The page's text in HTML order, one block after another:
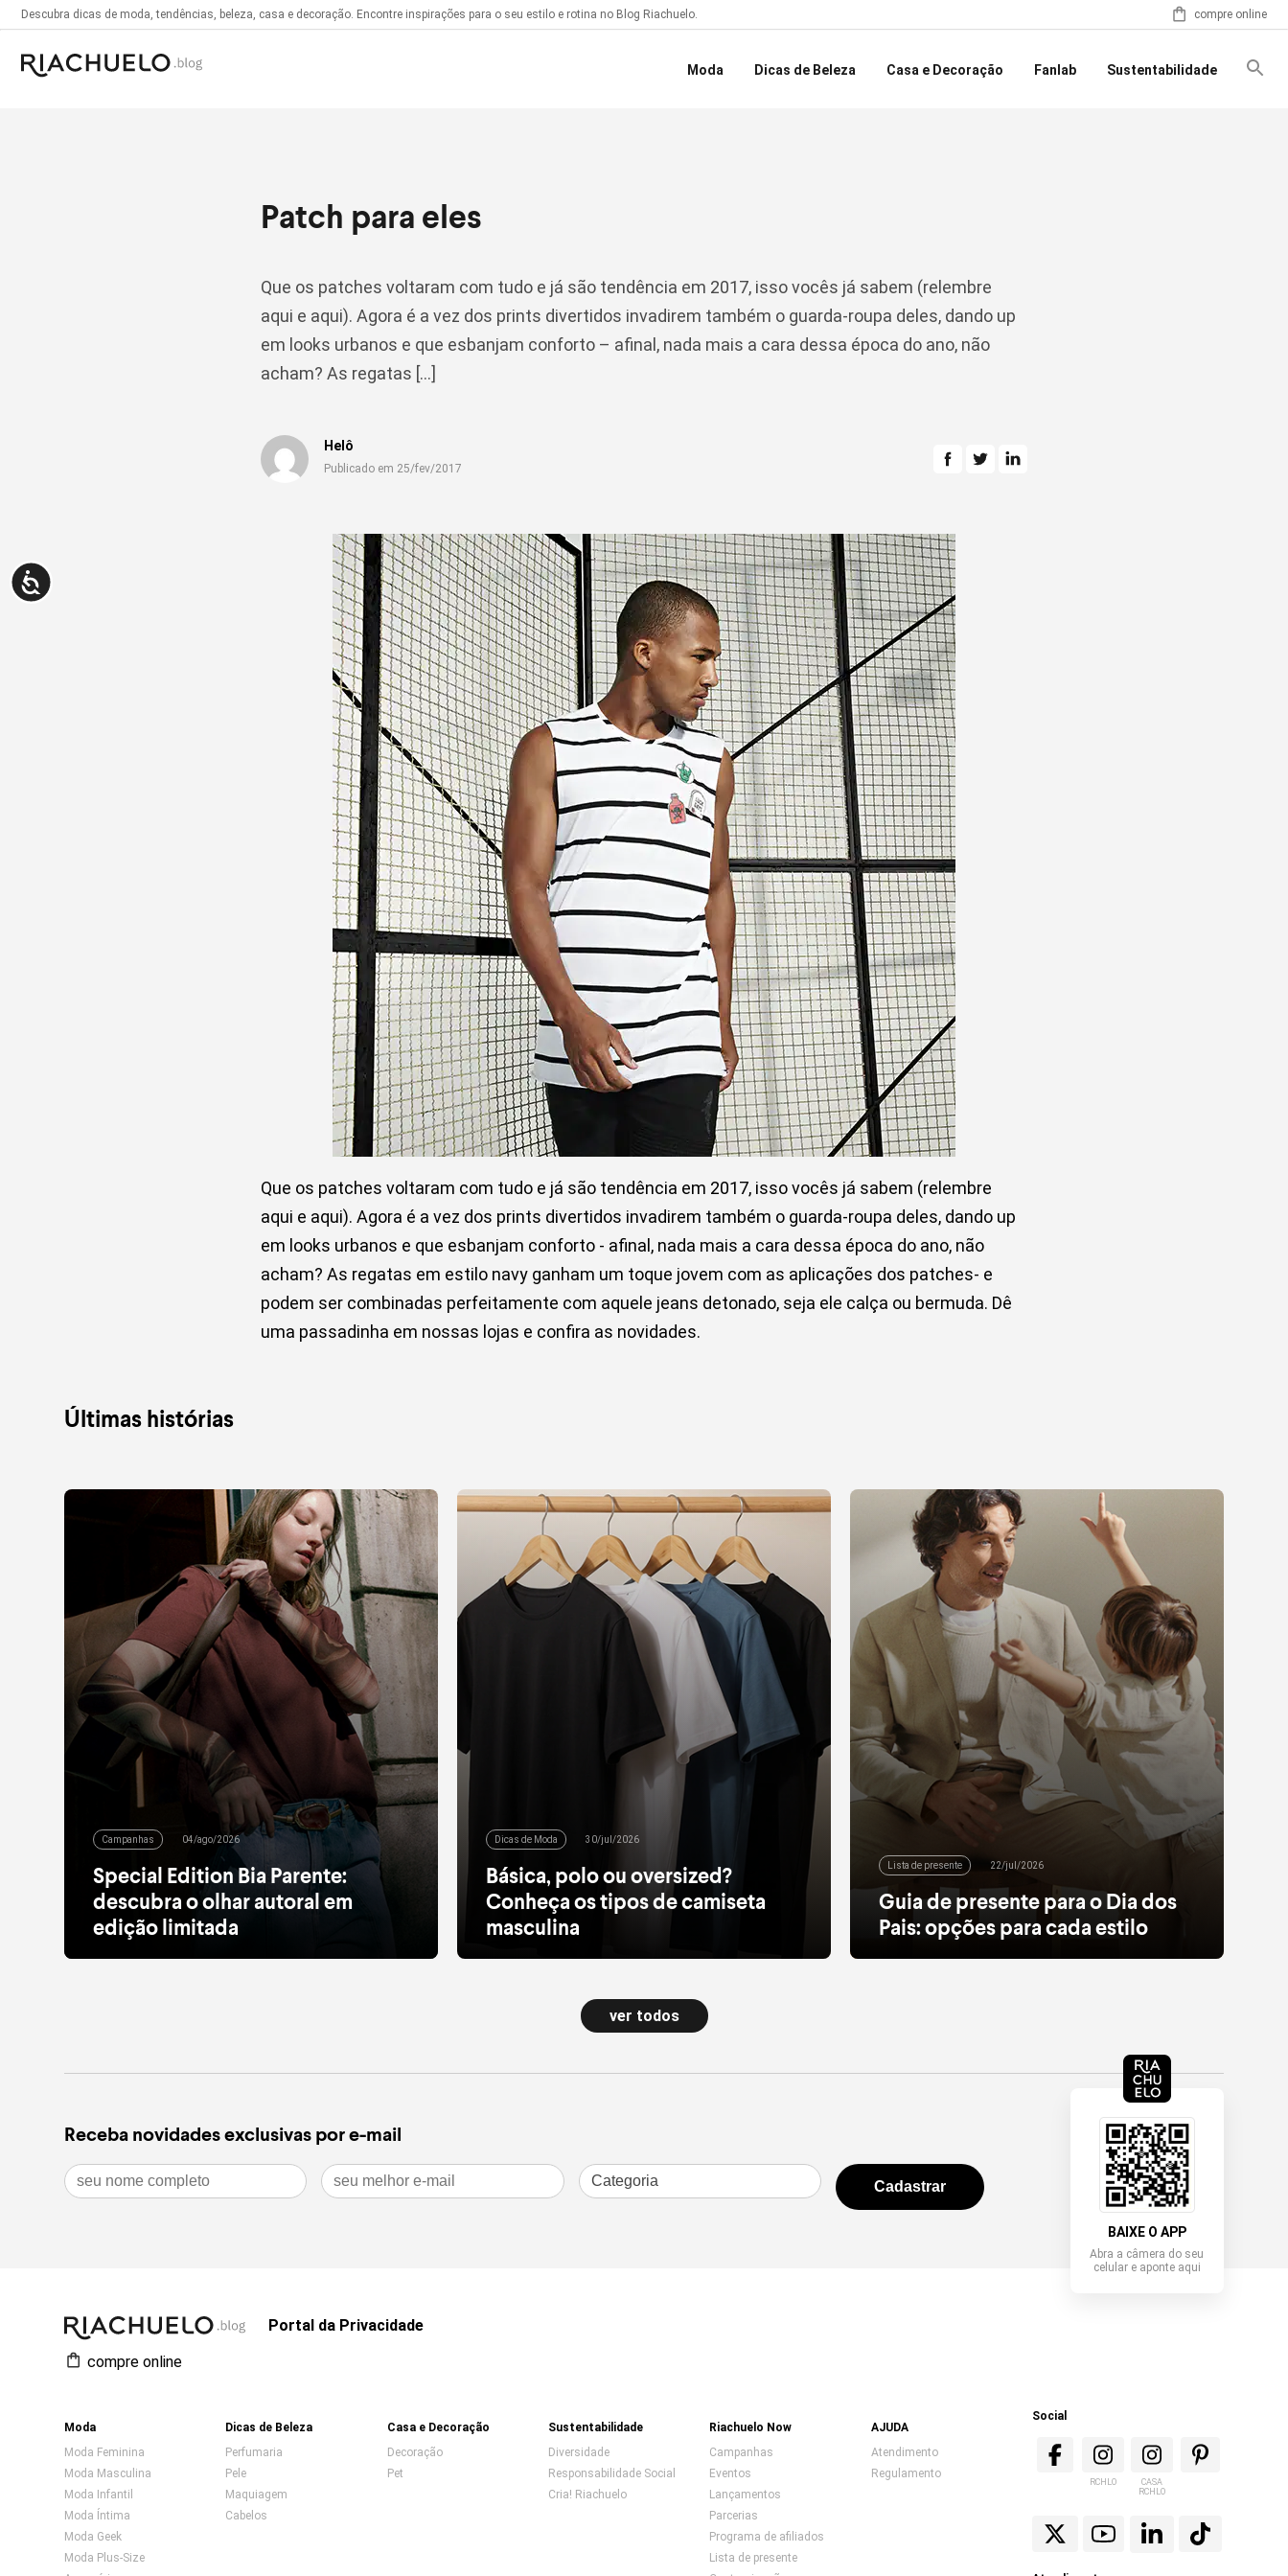
Descubra dicas de moda, tendências, beleza, casa e decoração. Encontre inspirações para o seu estilo e rotina no Blog Riachuelo. compre online
Moda Dicas de Beleza Casa e Decoração Fanlab Sustentabilidade
Patch para eles
Que os patches voltaram com tudo e já são tendência em 2017, isso vocês já sabem (relembre
aqui e aqui). Agora é a vez dos prints divertidos invadirem também o guarda-roupa deles, dando up
em looks urbanos e que esbanjam conforto – afinal, nada mais a cara dessa época do ano, não
acham? As regatas […]
Helô
Publicado em 25/fev/2017
Que os patches voltaram com tudo e já são tendência em 2017, isso vocês já sabem (relembre
aqui e aqui). Agora é a vez dos prints divertidos invadirem também o guarda-roupa deles, dando up
em looks urbanos e que esbanjam conforto - afinal, nada mais a cara dessa época do ano, não
acham? As regatas em estilo navy ganham um toque jovem com as aplicações dos patches- e
podem ser combinadas perfeitamente com aquele jeans detonado, seja ele calça ou bermuda. Dê
uma passadinha em nossas lojas e confira as novidades.
Últimas histórias
Campanhas 04/ago/2026
Special Edition Bia Parente:
descubra o olhar autoral em
edição limitada
Alfaiataria leve, tule estampado, pied de poule e
Dicas de Moda 30/jul/2026
Básica, polo ou oversized?
Conheça os tipos de camiseta
masculina
Da básica à oversized, conheça os tipos de
Lista de presente 22/jul/2026
Guia de presente para o Dia dos
Pais: opções para cada estilo
Mais que um presente, uma forma de demonstrar
ver todos
Receba novidades exclusivas por e-mail
BAIXE O APP
Abra a câmera do seu
celular e aponte aqui
Portal da Privacidade
compre online
Moda
Moda Feminina
Moda Masculina
Moda Infantil
Moda Íntima
Moda Geek
Moda Plus-Size
Dicas de Beleza
Perfumaria
Pele
Maquiagem
Cabelos
Casa e Decoração
Decoração
Pet
Sustentabilidade
Diversidade
Responsabilidade Social
Cria! Riachuelo
Riachuelo Now
Campanhas
Eventos
Lançamentos
Parcerias
Programa de afiliados
Lista de presente
AJUDA
Atendimento
Regulamento
Social
RCHLO
CASA
RCHLO